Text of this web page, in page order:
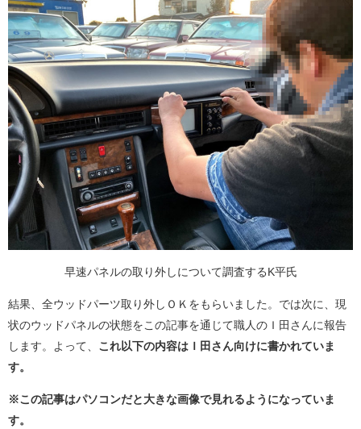
早速パネルの取り外しについて調査するK平氏
結果、全ウッドパーツ取り外しＯＫをもらいました。では次に、現
状のウッドパネルの状態をこの記事を通じて職人のＩ田さんに報告
します。よって、 これ以下の内容はＩ田さん向けに書かれていま
す。
※この記事はパソコンだと大きな画像で見れるようになっていま
す。